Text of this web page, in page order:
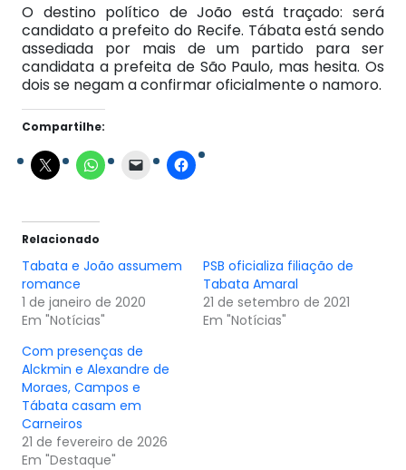
O destino político de João está traçado: será
candidato a prefeito do Recife. Tábata está sendo
assediada por mais de um partido para ser
candidata a prefeita de São Paulo, mas hesita. Os
dois se negam a confirmar oficialmente o namoro.
Compartilhe:
Relacionado
Tabata e João assumem
romance
1 de janeiro de 2020
Em "Notícias"
PSB oficializa filiação de
Tabata Amaral
21 de setembro de 2021
Em "Notícias"
Com presenças de
Alckmin e Alexandre de
Moraes, Campos e
Tábata casam em
Carneiros
21 de fevereiro de 2026
Em "Destaque"